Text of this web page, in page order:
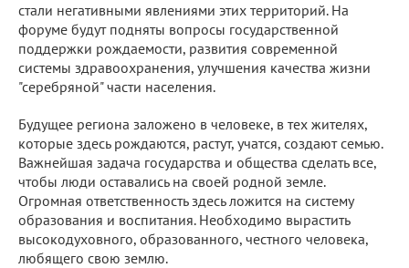
стали негативными явлениями этих территорий. На
форуме будут подняты вопросы государственной
поддержки рождаемости, развития современной
системы здравоохранения, улучшения качества жизни
"серебряной" части населения.
Будущее региона заложено в человеке, в тех жителях,
которые здесь рождаются, растут, учатся, создают семью.
Важнейшая задача государства и общества сделать все,
чтобы люди оставались на своей родной земле.
Огромная ответственность здесь ложится на систему
образования и воспитания. Необходимо вырастить
высокодуховного, образованного, честного человека,
любящего свою землю.